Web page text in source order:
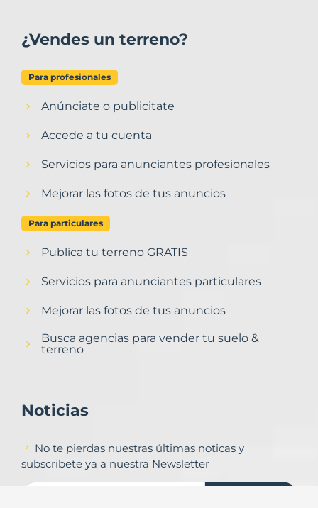
¿Vendes un terreno?
Para profesionales
Anúnciate o publicitate
Accede a tu cuenta
Servicios para anunciantes profesionales
Mejorar las fotos de tus anuncios
Para particulares
Publica tu terreno GRATIS
Servicios para anunciantes particulares
Mejorar las fotos de tus anuncios
Busca agencias para vender tu suelo &
terreno
Noticias
No te pierdas nuestras últimas noticas y
subscribete ya a nuestra Newsletter